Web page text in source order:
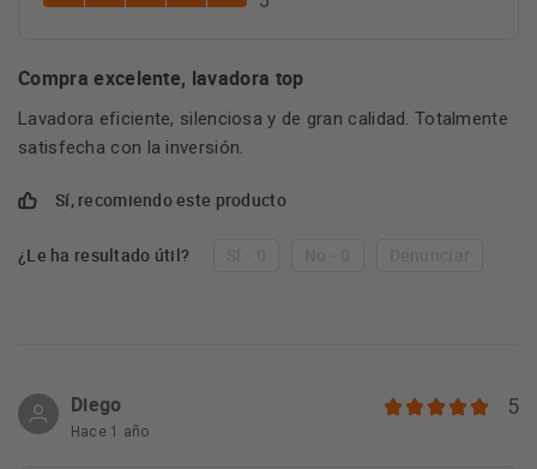
Compra excelente, lavadora top
Lavadora eficiente, silenciosa y de gran calidad. Totalmente
satisfecha con la inversión.
Sí, recomiendo este producto
¿Le ha resultado útil?
Diego
Hace 1 año
5